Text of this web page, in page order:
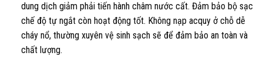
dung dịch giảm phải tiến hành châm nước cất. Đảm bảo bộ sạc
chế độ tự ngắt còn hoạt động tốt. Không nạp acquy ở chỗ dễ
cháy nổ, thường xuyên vệ sinh sạch sẽ để đảm bảo an toàn và
chất lượng.